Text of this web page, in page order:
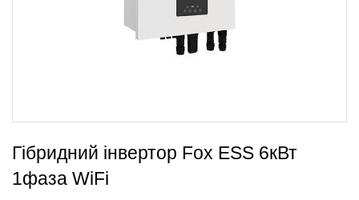
Гібридний інвертор Fox ESS 6кВт
1фаза WiFi